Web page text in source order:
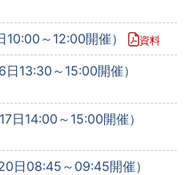
10:00～12:00開催） 資料
13:30～15:00開催）
日14:00～15:00開催）
日08:45～09:45開催）